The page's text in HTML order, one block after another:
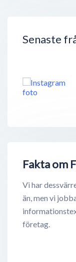
Senaste
Fakta om
Vi har
än, men vi
företag.